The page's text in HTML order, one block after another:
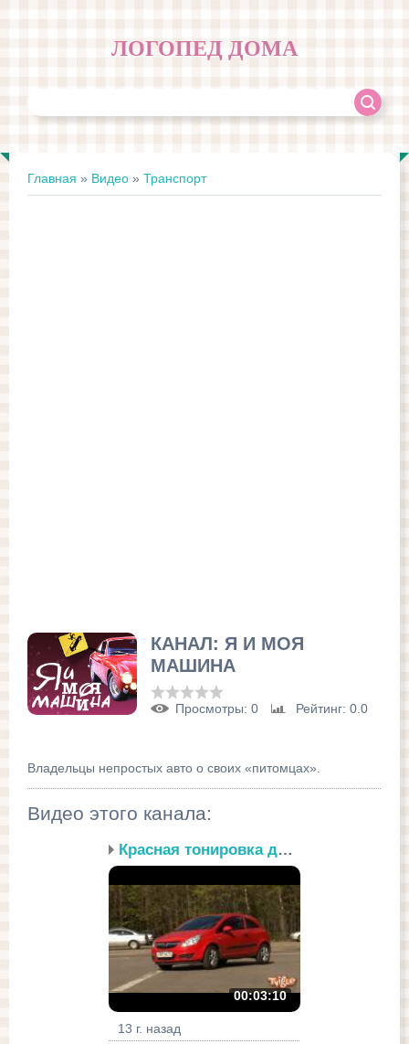
ЛОГОПЕД ДОМА
Главная » Видео » Транспорт
КАНАЛ: Я И МОЯ
МАШИНА
Просмотры: 0 Рейтинг: 0.0
Владельцы непростых авто о своих «питомцах».
Видео этого канала:
Красная тонировка для к...
00:03:10
13 г. назад